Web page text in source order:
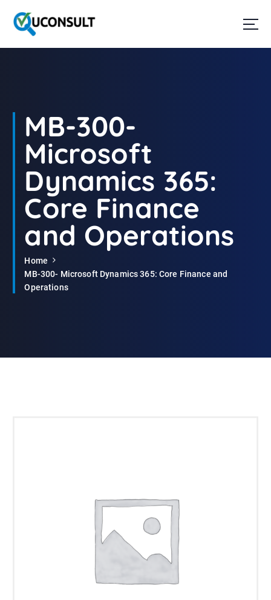
a
MB-300-
Microsoft
Dynamics 365:
Core Finance
and Operations
Home
MB-300- Microsoft Dynamics 365: Core Finance and
Operations